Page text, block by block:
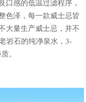
口感的低温过滤程序，
色泽，每一款威士忌皆
大量生产威士忌，并不
岩石的纯净泉水，3-
。